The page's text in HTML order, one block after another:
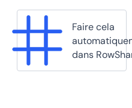
Faire cela
dans